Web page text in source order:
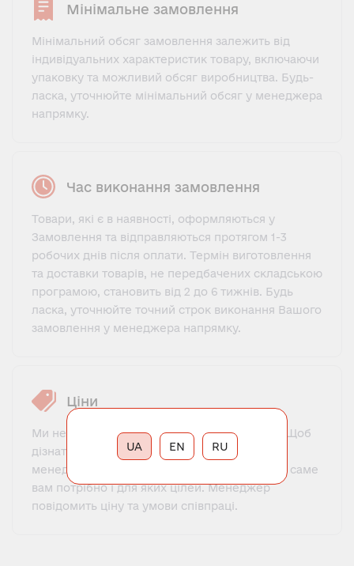
Мінімальне замовлення
Мінімальний обсяг замовлення залежить від
індивідуальних характеристик товару, включаючи
упаковку та можливий обсяг виробництва. Будь-
ласка, уточнюйте мінімальний обсяг у менеджера
напрямку.
Час виконання замовлення
Товари, які є в наявності, оформляються у
Замовлення та відправляються протягом 1-3
робочих днів після оплати. Термін виготовлення
та доставки товарів, не передбачених складською
програмою, становить від 2 до 6 тижнів. Будь
ласка, уточнюйте точний строк виконання Вашого
замовлення у менеджера напрямку.
Ціни
Ми не пропонуємо фіксований прайс-лист. Щоб
дізнатися ціну, потрібно зв'язатися з нашим
менеджером, познайомитися, пояснити, що саме
вам потрібно і для яких цілей. Менеджер
повідомить ціну та умови співпраці.
RU
UA EN